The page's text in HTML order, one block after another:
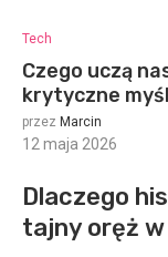
Tech
Czego uczą
krytyczne
przez Marcin
12 maja 2026
Dlaczego
tajny oręż